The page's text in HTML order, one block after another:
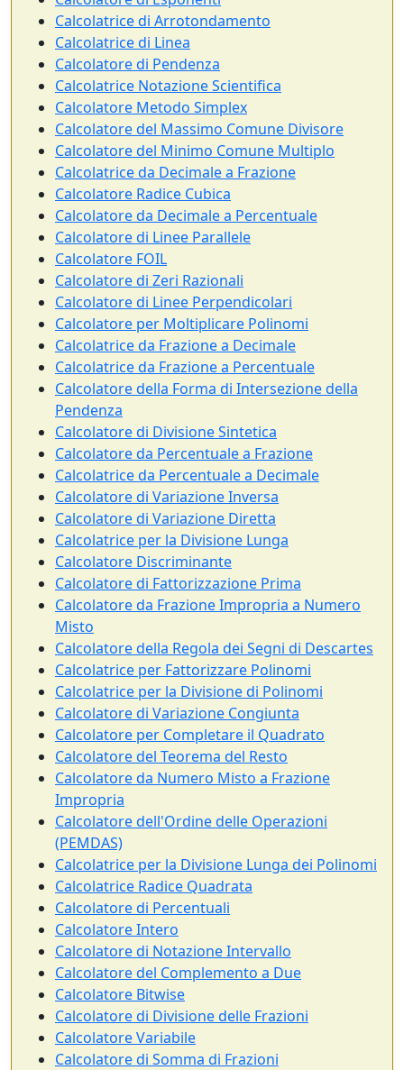
Calcolatrice di Arrotondamento
Calcolatrice di Linea
Calcolatore di Pendenza
Calcolatrice Notazione Scientifica
Calcolatore Metodo Simplex
Calcolatore del Massimo Comune Divisore
Calcolatore del Minimo Comune Multiplo
Calcolatrice da Decimale a Frazione
Calcolatore Radice Cubica
Calcolatore da Decimale a Percentuale
Calcolatore di Linee Parallele
Calcolatore FOIL
Calcolatore di Zeri Razionali
Calcolatore di Linee Perpendicolari
Calcolatore per Moltiplicare Polinomi
Calcolatrice da Frazione a Decimale
Calcolatrice da Frazione a Percentuale
Calcolatore della Forma di Intersezione della
Pendenza
Calcolatore di Divisione Sintetica
Calcolatore da Percentuale a Frazione
Calcolatrice da Percentuale a Decimale
Calcolatore di Variazione Inversa
Calcolatore di Variazione Diretta
Calcolatrice per la Divisione Lunga
Calcolatore Discriminante
Calcolatore di Fattorizzazione Prima
Calcolatore da Frazione Impropria a Numero
Misto
Calcolatore della Regola dei Segni di Descartes
Calcolatrice per Fattorizzare Polinomi
Calcolatrice per la Divisione di Polinomi
Calcolatore di Variazione Congiunta
Calcolatore per Completare il Quadrato
Calcolatore del Teorema del Resto
Calcolatore da Numero Misto a Frazione
Impropria
Calcolatore dell'Ordine delle Operazioni
(PEMDAS)
Calcolatrice per la Divisione Lunga dei Polinomi
Calcolatrice Radice Quadrata
Calcolatore di Percentuali
Calcolatore Intero
Calcolatore di Notazione Intervallo
Calcolatore del Complemento a Due
Calcolatore Bitwise
Calcolatore di Divisione delle Frazioni
Calcolatore Variabile
Calcolatore di Somma di Frazioni